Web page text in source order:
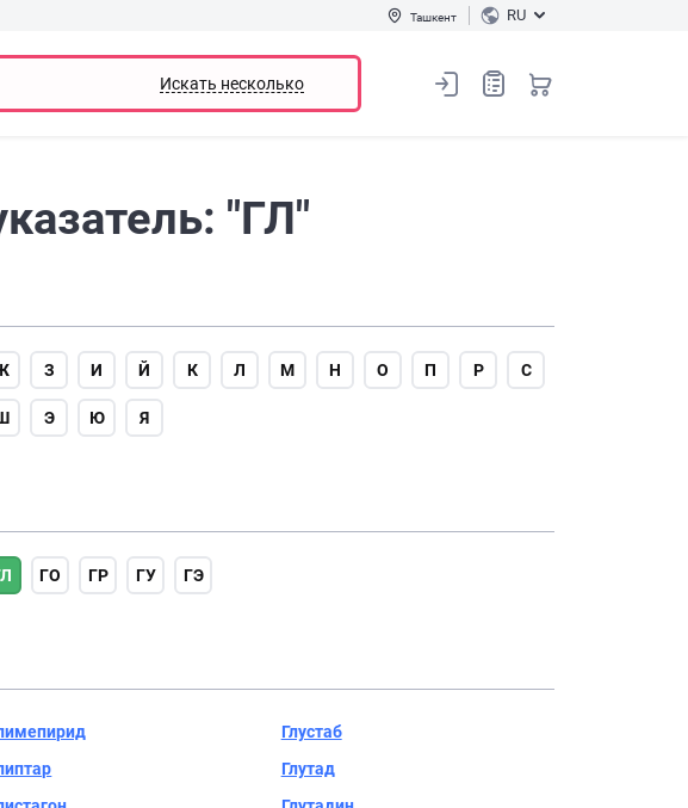
Ташкент RU
Искать несколько
"ГЛ"
З И Й К Л М Н О П Р С
Э Ю Я
ГО ГР ГУ ГЭ
Глустаб
Глутад